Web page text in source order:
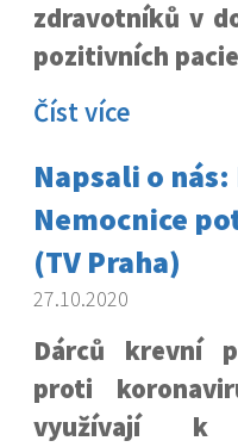
zdravotníků v
pozitivních
Číst více
Napsali o
Nemocnice
(TV Praha)
27.10.2020
Dárců krevní
proti
využívají k